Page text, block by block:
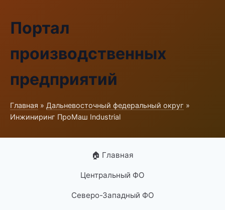
Портал
производственных
предприятий
Главная » Дальневосточный федеральный округ »
Инжиниринг ПроМаш Industrial
🏠 Главная
Центральный ФО
Северо-Западный ФО